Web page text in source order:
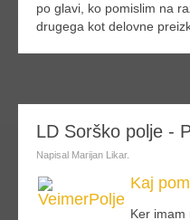
po glavi, ko pomislim na
drugega kot delovne
LD Sorško polje -
Napisal Marijan Likar.
Kaj
Ker imam